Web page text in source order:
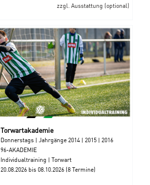
zzgl. Ausstattung (optional)
Torwartakademie
Donnerstags | Jahrgänge 2014 | 2015 | 2016
96-AKADEMIE
Individualtraining | Torwart
20.08.2026 bis 08.10.2026 (8 Termine)